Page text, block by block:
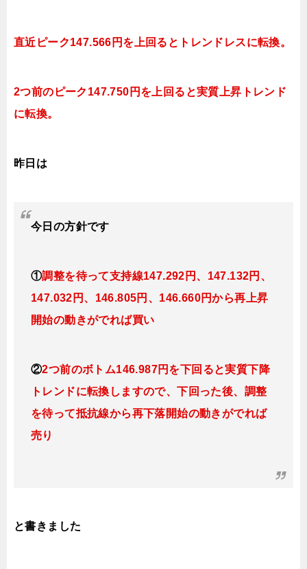
直近ピーク147.566円を上回るとトレンドレスに転換。
2つ前のピーク147.750円を上回ると実質上昇トレンド
に転換。
昨日は
今日の方針です
①調整を待って支持線147.292円、147.132円、
147.032円、146.805円、146.660円から再上昇
開始の動きがでれば買い
②2つ前のボトム146.987円を下回ると実質下降
トレンドに転換 しますので、下回った後、調整
を待って抵抗線から再下落開始の動きがでれば
売り
と書きました